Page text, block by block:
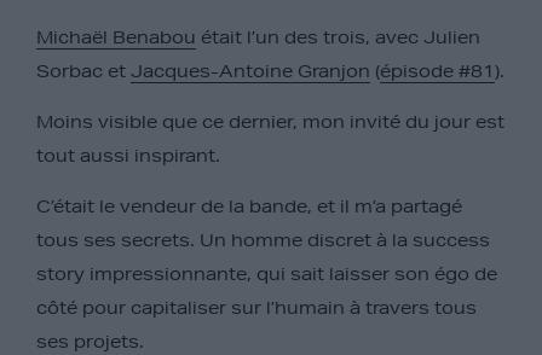
Michaël Benabou était l’un des trois, avec Julien
Sorbac et Jacques-Antoine Granjon (épisode #81 ).
Moins visible que ce dernier, mon invité du jour est
tout aussi inspirant.
C’était le vendeur de la bande, et il m’a partagé
tous ses secrets. Un homme discret à la success
story impressionnante, qui sait laisser son égo de
côté pour capitaliser sur l’humain à travers tous
ses projets.